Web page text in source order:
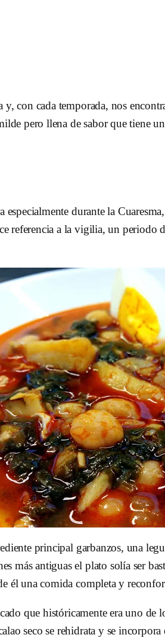
con cada temporada, nos
pero llena de sabor que tiene
durante la
referencia a la vigilia, un periodo
principal garbanzos, una
más antiguas el plato solía ser
él una comida completa y
que históricamente era uno
seco se rehidrata y se